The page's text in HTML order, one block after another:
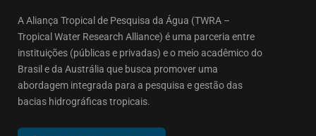
A Aliança Tropical de Pesquisa da Água (TWRA –
Tropical Water Research Alliance) é uma parceria entre
instituições (públicas e privadas) e o meio acadêmico do
Brasil e da Austrália que busca promover uma
abordagem integrada para a pesquisa e gestão das
bacias hidrográficas tropicais.